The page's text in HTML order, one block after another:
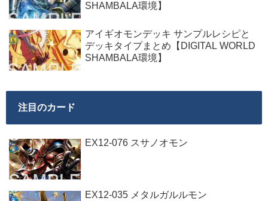
SHAMBALA環境】
アイギオモンデッキ サンプルレシピと
デッキタイプまとめ【DIGITAL WORLD
SHAMBALA環境】
注目のカード
EX12-076 スサノオモン
EX12-035 メタルガルルモン